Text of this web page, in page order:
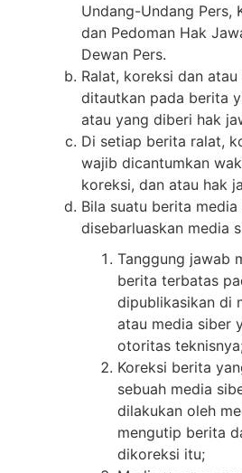
Undang-Undang Pers,
dan Pedoman Hak
Dewan Pers.
Ralat, koreksi dan
ditautkan pada berita
atau yang diberi hak
Di setiap berita ralat,
wajib dicantumkan
koreksi, dan atau hak
Bila suatu berita
disebarluaskan media
Tanggung jawab
berita terbatas
dipublikasikan di
atau media siber
otoritas
Koreksi berita
sebuah media
dilakukan oleh
mengutip berita
dikoreksi itu;